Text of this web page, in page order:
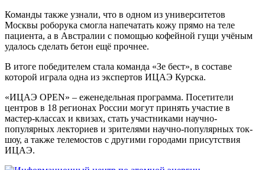
Команды также узнали, что в одном из университетов
Москвы роборука смогла напечатать кожу прямо на теле
пациента, а в Австралии с помощью кофейной гущи учёным
удалось сделать бетон ещё прочнее.
В итоге победителем стала команда «Зе бест», в составе
которой играла одна из экспертов ИЦАЭ Курска.
«ИЦАЭ OPEN» – еженедельная программа. Посетители
центров в 18 регионах России могут принять участие в
мастер-классах и квизах, стать участниками научно-
популярных лекториев и зрителями научно-популярных ток-
шоу, а также телемостов с другими городами присутствия
ИЦАЭ.